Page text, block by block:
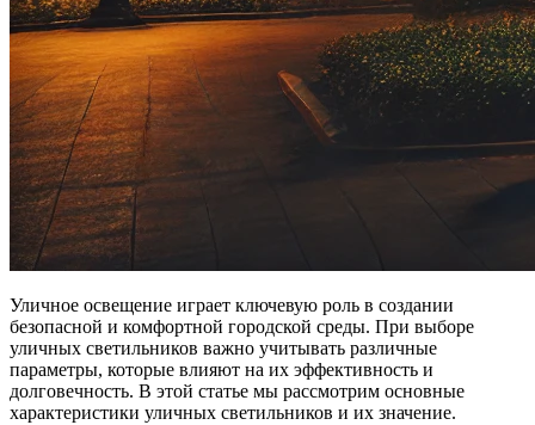
Уличное освещение играет ключевую роль в создании
безопасной и комфортной городской среды. При выборе
уличных светильников важно учитывать различные
параметры, которые влияют на их эффективность и
долговечность. В этой статье мы рассмотрим основные
характеристики уличных светильников и их значение.